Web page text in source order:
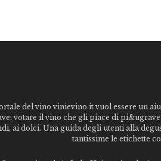
del vino vinievino.it vuol essere un
votare il vino che gli piace di
ai dolci. Una guida degli utenti alla
tantissime le etichette